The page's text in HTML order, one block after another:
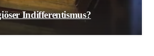
Indifferentismus?